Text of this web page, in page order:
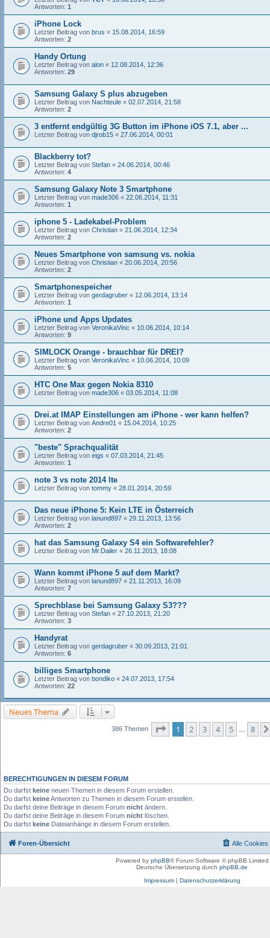
Antworten: 1
iPhone Lock
Letzter Beitrag von brus « 15.08.2014, 16:59
Antworten: 2
Handy Ortung
Letzter Beitrag von alon « 12.08.2014, 12:36
Antworten: 29
Samsung Galaxy S plus abzugeben
Letzter Beitrag von Nachteule « 02.07.2014, 21:58
Antworten: 2
3 entfernt endgültig 3G Button im iPhone iOS 7.1, aber ...
Letzter Beitrag von djrob15 « 27.06.2014, 00:01
Blackberry tot?
Letzter Beitrag von Stefan « 24.06.2014, 00:46
Antworten: 4
Samsung Galaxy Note 3 Smartphone
Letzter Beitrag von made306 « 22.06.2014, 11:31
Antworten: 1
iphone 5 - Ladekabel-Problem
Letzter Beitrag von Christian « 21.06.2014, 12:34
Antworten: 2
Neues Smartphone von samsung vs. nokia
Letzter Beitrag von Christian « 20.06.2014, 20:56
Antworten: 2
Smartphonespeicher
Letzter Beitrag von gerdagruber « 12.06.2014, 13:14
Antworten: 1
iPhone und Apps Updates
Letzter Beitrag von VeronikaVinc « 10.06.2014, 10:14
Antworten: 9
SIMLOCK Orange - brauchbar für DREI?
Letzter Beitrag von VeronikaVinc « 10.06.2014, 10:09
Antworten: 5
HTC One Max gegen Nokia 8310
Letzter Beitrag von made306 « 03.05.2014, 11:08
Drei.at IMAP Einstellungen am iPhone - wer kann helfen?
Letzter Beitrag von Andre01 « 15.04.2014, 10:25
Antworten: 2
"beste" Sprachqualität
Letzter Beitrag von eigs « 07.03.2014, 21:45
Antworten: 1
note 3 vs note 2014 lte
Letzter Beitrag von tommy « 28.01.2014, 20:59
Das neue iPhone 5: Kein LTE in Österreich
Letzter Beitrag von lanund897 « 29.11.2013, 13:56
Antworten: 2
hat das Samsung Galaxy S4 ein Softwarefehler?
Letzter Beitrag von Mr.Dailer « 26.11.2013, 18:08
Wann kommt iPhone 5 auf dem Markt?
Letzter Beitrag von lanund897 « 21.11.2013, 16:09
Antworten: 7
Sprechblase bei Samsung Galaxy S3???
Letzter Beitrag von Stefan « 27.10.2013, 21:20
Antworten: 3
Handyrat
Letzter Beitrag von gerdagruber « 30.09.2013, 21:01
Antworten: 6
billiges Smartphone
Letzter Beitrag von bondiko « 24.07.2013, 17:54
Antworten: 22
Neues Thema
386 Themen Seite von
1 2 3 4 5 … 8
BERECHTIGUNGEN IN DIESEM FORUM
Du darfst keine neuen Themen in diesem Forum erstellen.
Du darfst keineAntworten zu Themen in diesem Forum erstellen.
Du darfst deine Beiträge in diesem Forum nicht ändern.
Du darfst deine Beiträge in diesem Forum nicht löschen.
Du darfst keine Dateianhänge in diesem Forum erstellen.
Foren-Übersicht Alle Cookies
Powered by phpBB® Forum Software © phpBB Limited
Deutsche Übersetzung durch phpBB.de
Impressum| Datenschutzerklärung